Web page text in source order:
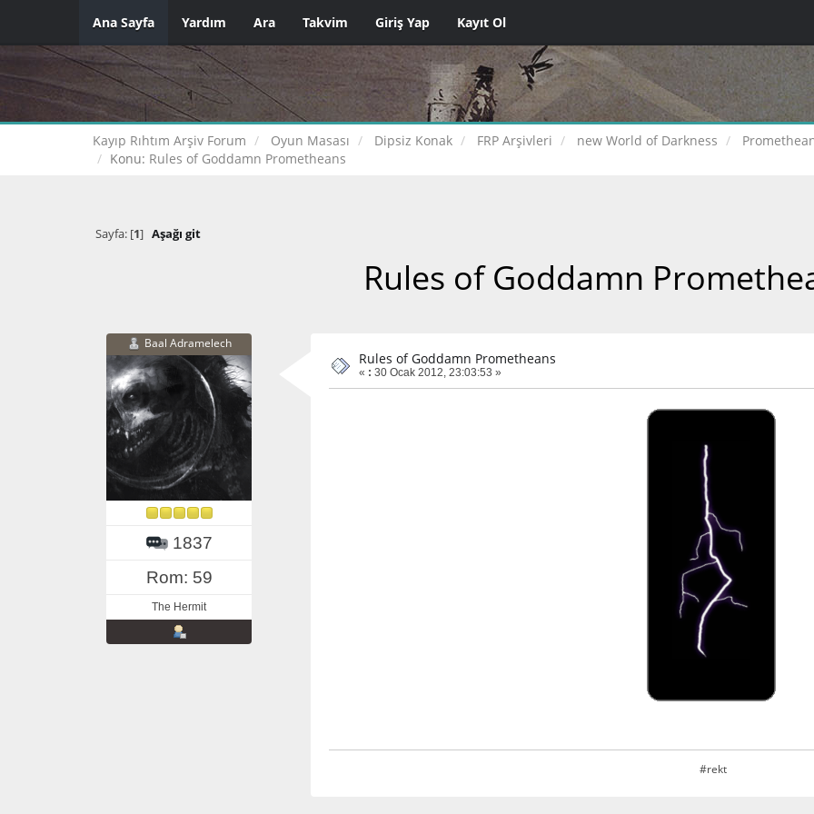
Ana Sayfa Yardım Ara Takvim Giriş Yap Kayıt Ol
Kayıp Rıhtım Arşiv Forum Oyun Masası Dipsiz Konak FRP Arşivleri new World of Darkness
Konu: Rules of Goddamn Prometheans
Sayfa: [1] Aşağı git
Rules of Goddamn
Baal Adramelech
1837
Rom: 59
The Hermit
Rules of Goddamn Prometheans
« : 30 Ocak 2012, 23:03:53 »
#rekt